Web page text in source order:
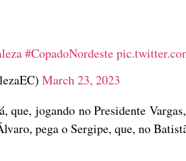
#CopadoNordeste
March 23, 2023
que, jogando no Presidente
pega o Sergipe, que, no